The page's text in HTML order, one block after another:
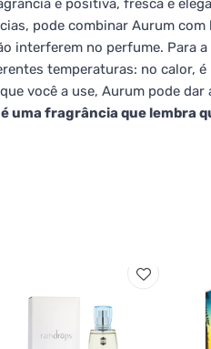
é positiva, fresca e
pode combinar Aurum
interferem no perfume. Para
temperaturas: no calor,
você a use, Aurum pode
uma fragrância que lembra